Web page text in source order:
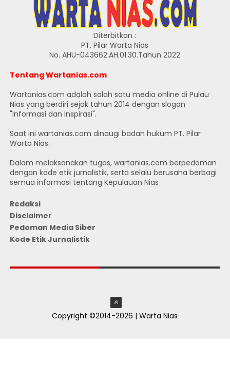
Diterbitkan :
PT. Pilar Warta Nias
No. AHU-043662.AH.01.30.Tahun 2022
Tentang Wartanias.com
Wartanias.com adalah salah satu media online di Pulau
Nias yang berdiri sejak tahun 2014 dengan slogan
"Informasi dan Inspirasi".
Saat ini wartanias.com dinaugi badan hukum PT. Pilar
Warta Nias.
Dalam melaksanakan tugas, wartanias.com berpedoman
dengan kode etik jurnalistik, serta selalu berusaha berbagi
semua informasi tentang Kepulauan Nias
Redaksi
Disclaimer
Pedoman Media Siber
Kode Etik Jurnalistik
Copyright ©2014-2026 | Warta Nias